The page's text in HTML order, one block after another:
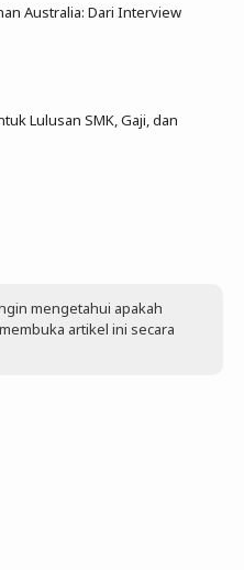
Australia: Dari Interview
Lulusan SMK, Gaji, dan
mengetahui apakah
artikel ini secara